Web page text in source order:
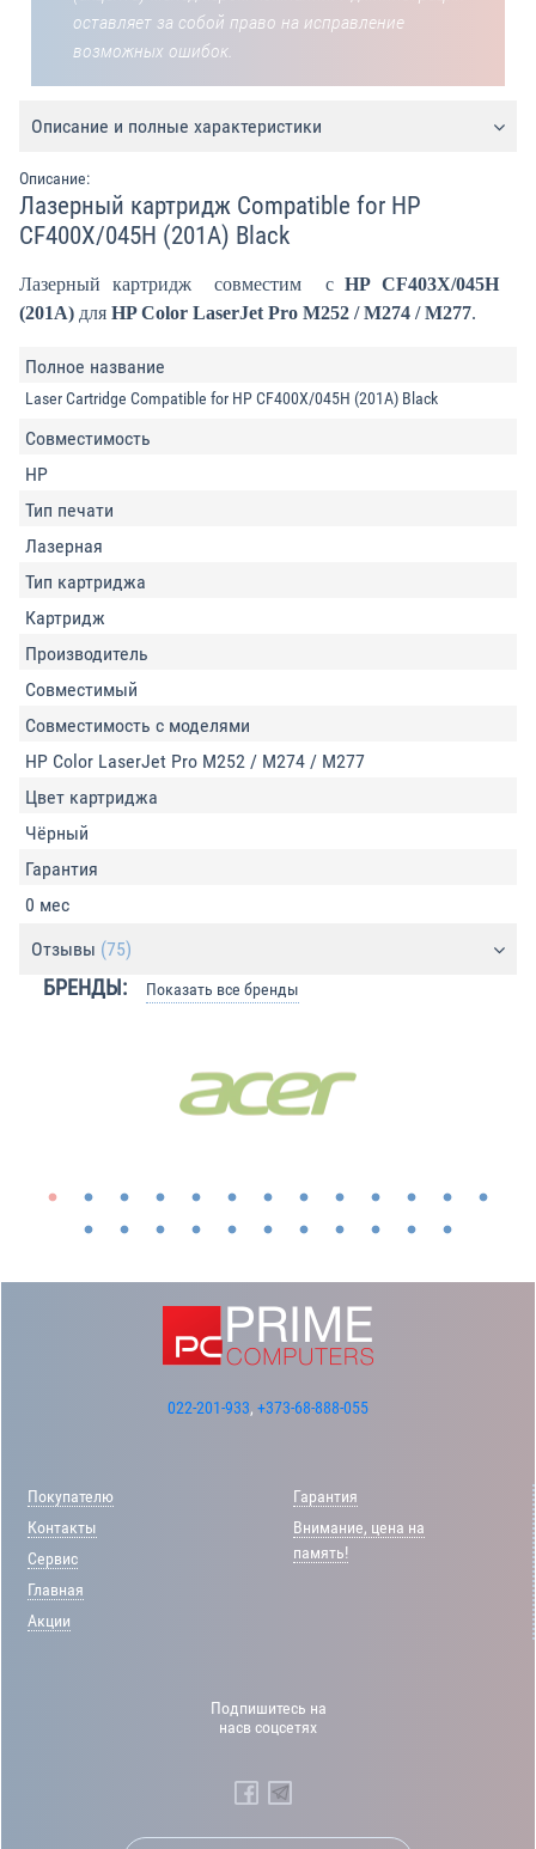
оставляет за собой право на исправление
возможных ошибок.
Описание и полные характеристики
Описание:
Лазерный картридж Compatible for HP
CF400X/045H (201A) Black
Лазерный картридж совместим сHP CF403X/045H
(201A) для HP Color LaserJet Pro M252 / M274 / M277.
Полное название
Laser Cartridge Compatible for HP CF400X/045H (201A) Black
Совместимость
HP
Тип печати
Лазерная
Тип картриджа
Картридж
Производитель
Совместимый
Совместимость с моделями
HP Color LaserJet Pro M252 / M274 / M277
Цвет картриджа
Чёрный
Гарантия
0 мес
Отзывы (75)
БРЕНДЫ: Показать все бренды
022-201-933, +373-68-888-055
Покупателю
Контакты
Сервис
Главная
Акции
Гарантия
Внимание, цена на
память!
Подпишитесь на
насв соцсетях